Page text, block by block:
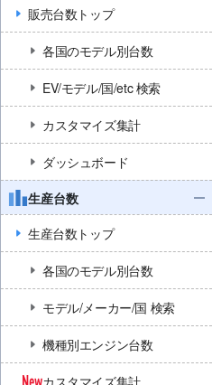
販売台数トップ
各国のモデル別台数
EV/モデル/国/etc 検索
カスタマイズ集計
ダッシュボード
生産台数
生産台数トップ
各国のモデル別台数
モデル/メーカー/国 検索
機種別エンジン台数
カスタマイズ集計